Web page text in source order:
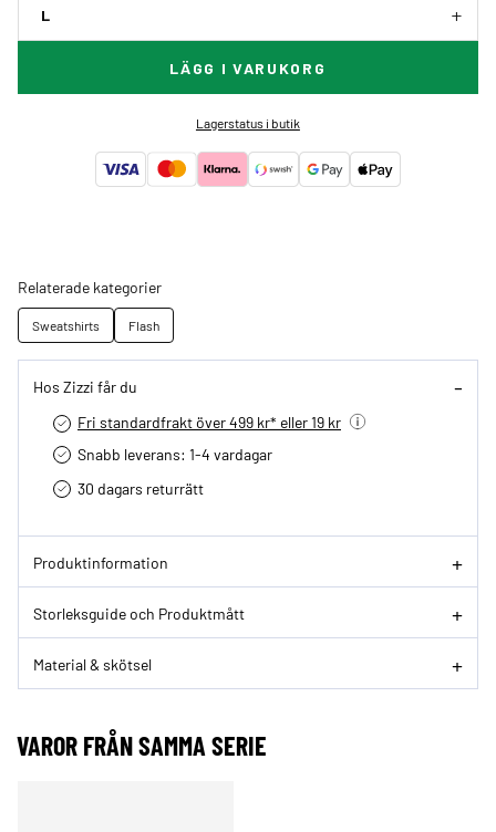
L
LÄGG I VARUKORG
Lagerstatus i butik
Relaterade kategorier
Sweatshirts Flash
Hos Zizzi får du
Fri standardfrakt över 499 kr* eller 19 kr
Snabb leverans: 1-4 vardagar
30 dagars returrätt­
Produktinformation
Storleksguide och Produktmått
Material & skötsel
VAROR FRÅN SAMMA SERIE